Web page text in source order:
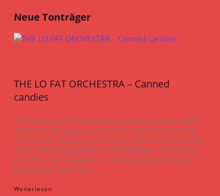
Neue Tonträger
THE LO FAT ORCHESTRA – Canned
candies
Der Einstieg ist nicht besonders glücklich gewählt, denn
obwohl die Songidee gut und die eingebrachte Kraft bei
„Esta noche“ spürbar ist, hinterlässt der verzerrte Gesang
einen faden Beigeschmack von ehemaligen „Grand Prix
de la Chanson“-Gewinnern, sowie verjährten Nummer-
Eins-Hits der deutschen…
Weiterlesen